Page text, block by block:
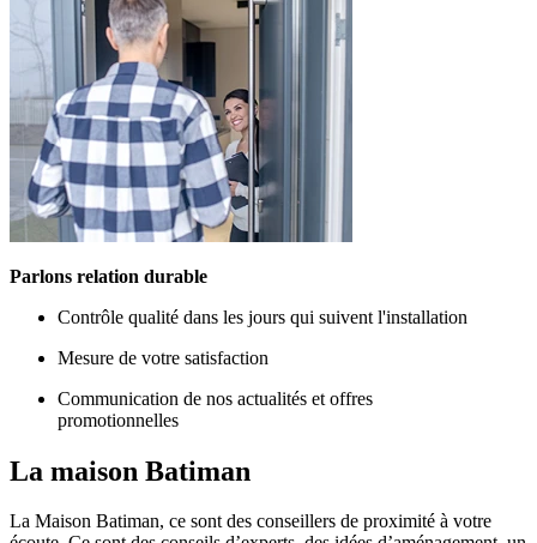
Parlons relation durable
Contrôle qualité dans les jours qui suivent l'installation
Mesure de votre satisfaction
Communication de nos actualités et offres
promotionnelles
La maison Batiman
La Maison Batiman, ce sont des conseillers de proximité à votre